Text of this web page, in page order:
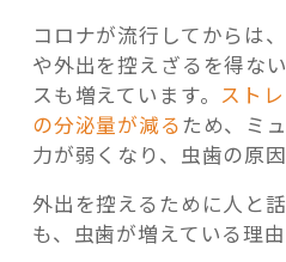
コロナが流行してからは
や外出を控えざるを得な
スも増えています。 スト
の分泌量が減るため、ミ
力が弱くなり、虫歯の原因
外出を控えるために人と
も、虫歯が増えている理由